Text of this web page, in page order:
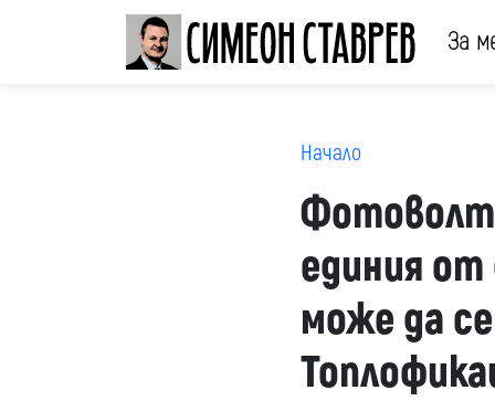
За
Начало
единия
може да